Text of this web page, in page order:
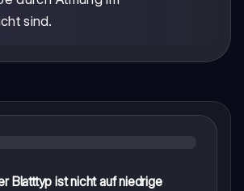
sind.
Blatttyp ist nicht auf niedrige